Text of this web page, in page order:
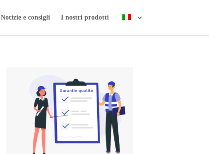
Notizie e consigli I nostri prodotti